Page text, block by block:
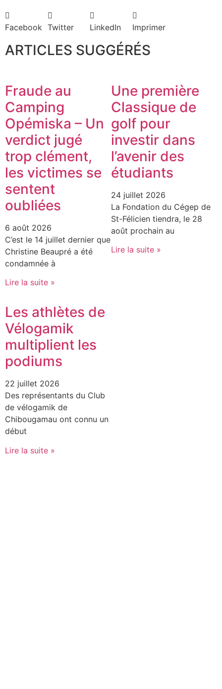
Facebook Twitter LinkedIn Imprimer
ARTICLES SUGGÉRÉS
Fraude au
Camping
Opémiska – Un
verdict jugé
trop clément,
les victimes se
sentent
oubliées
6 août 2026
C’est le 14 juillet dernier que
Christine Beaupré a été
condamnée à
Lire la suite »
Une première
Classique de
golf pour
investir dans
l’avenir des
étudiants
24 juillet 2026
La Fondation du Cégep de
St-Félicien tiendra, le 28
août prochain au
Lire la suite »
Les athlètes de
Vélogamik
multiplient les
podiums
22 juillet 2026
Des représentants du Club
de vélogamik de
Chibougamau ont connu un
début
Lire la suite »